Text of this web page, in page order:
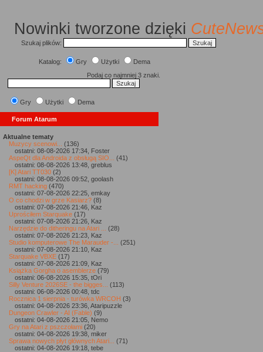
Nowinki tworzone dzięki
Szukaj plików:
Katalog: Gry Użytki
Dema
Podaj co najmniej 3 znaki.
Gry Użytki Dema
Forum Atarum
Aktualne tematy
Muzycy scenowi...
(136)
ostatni: 08-08-2026 17:34, Foster
AspeQt dla Androida z obsługą SIO...
(41)
ostatni: 08-08-2026 13:48, greblus
[K] Atari TT030 (2)
ostatni: 08-08-2026 09:52, goolash
RMT hacking (470)
ostatni: 07-08-2026 22:25, emkay
O co chodzi w grze Kasiarz? (8)
ostatni: 07-08-2026 21:46, Kaz
Uprościłem Starquake (17)
ostatni: 07-08-2026 21:26, Kaz
Narzędzie do ditheringu na Atari ...
(28)
ostatni: 07-08-2026 21:23, Kaz
Studio komputerowe The Marauder -...
(251)
ostatni: 07-08-2026 21:10, Kaz
Starquake VBXE (17)
ostatni: 07-08-2026 21:09, Kaz
Książka Gorgha o asemblerze (79)
ostatni: 06-08-2026 15:35, tOri
Silly Venture 2026SE - the bigges...
(113)
ostatni: 06-08-2026 00:48, tdc
Rocznica 1 sierpnia - turówka WRCOH (3)
ostatni: 04-08-2026 23:36, Ataripuzzle
Dungeon Crawler - AI (Fable) (9)
ostatni: 04-08-2026 21:05, Nemo
Gry na Atari z pszczołami (20)
ostatni: 04-08-2026 19:38, miker
Sprawa nowych płyt głównych Atari...
(71)
ostatni: 04-08-2026 19:18, tebe